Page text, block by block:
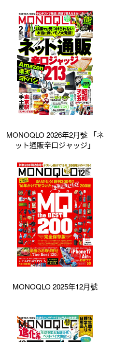
MONOQLO 2026年2月號 「ネ
ット通販辛口ジャッジ」
MONOQLO 2025年12月號